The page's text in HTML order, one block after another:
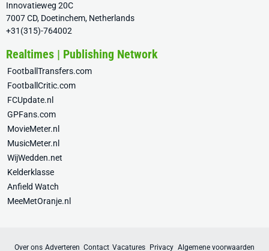
Innovatieweg 20C
7007 CD, Doetinchem, Netherlands
+31(315)-764002
Realtimes | Publishing Network
FootballTransfers.com
FootballCritic.com
FCUpdate.nl
GPFans.com
MovieMeter.nl
MusicMeter.nl
WijWedden.net
Kelderklasse
Anfield Watch
MeeMetOranje.nl
Over ons Adverteren Contact Vacatures Privacy Algemene voorwaarden